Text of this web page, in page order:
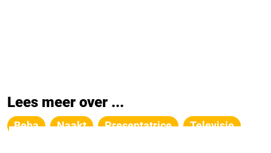
Lees meer over ...
Beha Naakt Presentatrice Televisie